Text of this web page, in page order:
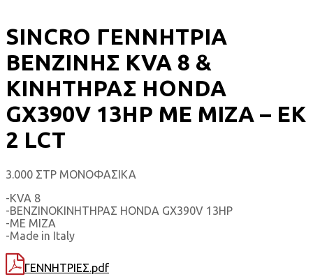
SINCRO ΓΕΝΝΗΤΡΙΑ
ΒΕΝΖΙΝΗΣ KVA 8 &
ΚΙΝΗΤΗΡΑΣ HONDA
GX390V 13HP ΜΕ ΜΙΖΑ – EK
2 LCT
3.000 ΣΤΡ ΜΟΝΟΦΑΣΙΚΑ
-KVA 8
-ΒΕΝΖΙΝΟΚΙΝΗΤΗΡΑΣ HONDA GX390V 13HP
-ΜΕ ΜΙΖΑ
-Made in Italy
ΓΕΝΝΗΤΡΙΕΣ.pdf